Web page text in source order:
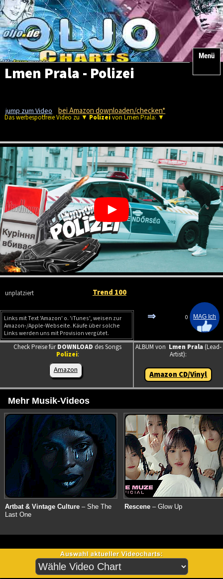
Menü
Lmen Prala - Polizei
jump zum Video bei Amazon downloaden/checken*
Das werbespotfreie Video zu ▼ Polizeivon Lmen Prala: ▼
unplatziert Trend 100
Links mit Text 'Amazon' o. 'iTunes', weisen zur
Amazon-/Apple-Webseite. Käufe über solche
Links werden uns mit Provision vergütet.
⇒ 0
Check Preise fürDOWNLOAD des Songs
Polizei:
Amazon
ALBUM von Lmen Prala(Lead-
Artist):
Amazon CD/Vinyl
Mehr Musik-Videos
Artbat & Vintage Culture – She The
Last One
Rescene – Glow Up